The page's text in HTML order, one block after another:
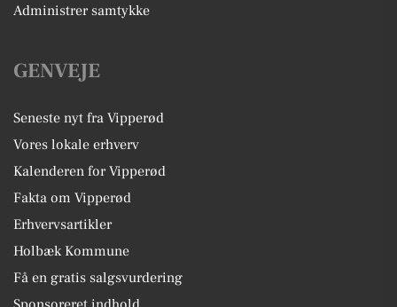
Administrer samtykke
GENVEJE
Seneste nyt fra Vipperød
Vores lokale erhverv
Kalenderen for Vipperød
Fakta om Vipperød
Erhvervsartikler
Holbæk Kommune
Få en gratis salgsvurdering